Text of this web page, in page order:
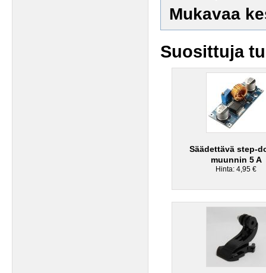
Mukavaa
Suosittuja
Säädettävä step-
muunnin 5 A
Hinta: 4,95 €